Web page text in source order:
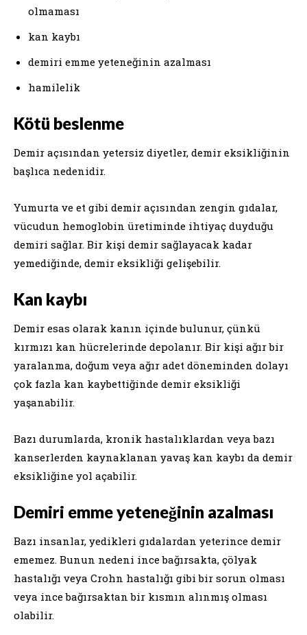
olmaması
kan kaybı
demiri emme yeteneğinin azalması
hamilelik
Kötü beslenme
Demir açısından yetersiz diyetler, demir eksikliğinin
başlıca nedenidir.
Yumurta ve et gibi demir açısından zengin gıdalar,
vücudun hemoglobin üretiminde ihtiyaç duyduğu
demiri sağlar. Bir kişi demir sağlayacak kadar
yemediğinde, demir eksikliği gelişebilir.
Kan kaybı
Demir esas olarak kanın içinde bulunur, çünkü
kırmızı kan hücrelerinde depolanır. Bir kişi ağır bir
yaralanma, doğum veya ağır adet döneminden dolayı
çok fazla kan kaybettiğinde demir eksikliği
yaşanabilir.
Bazı durumlarda, kronik hastalıklardan veya bazı
kanserlerden kaynaklanan yavaş kan kaybı da demir
eksikliğine yol açabilir.
Demiri emme yeteneğinin azalması
Bazı insanlar, yedikleri gıdalardan yeterince demir
ememez. Bunun nedeni ince bağırsakta, çölyak
hastalığı veya Crohn hastalığı gibi bir sorun olması
veya ince bağırsaktan bir kısmın alınmış olması
olabilir.